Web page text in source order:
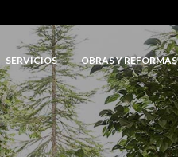
SERVICIOS OBRAS Y REFORMAS